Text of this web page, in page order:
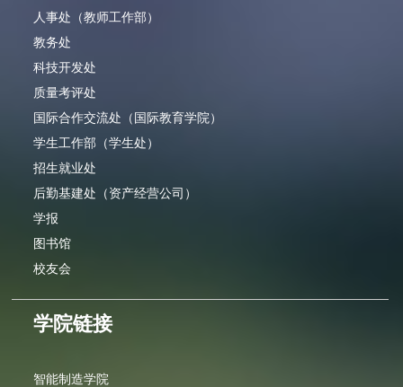
人事处（教师工作部）
教务处
科技开发处
质量考评处
国际合作交流处（国际教育学院）
学生工作部（学生处）
招生就业处
后勤基建处（资产经营公司）
学报
图书馆
校友会
学院链接
智能制造学院